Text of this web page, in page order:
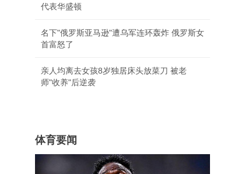
代表华盛顿
名下"俄罗斯亚马逊"遭乌军连环轰炸 俄罗斯女
首富怒了
亲人均离去女孩8岁独居床头放菜刀 被老
师"收养"后逆袭
体育要闻